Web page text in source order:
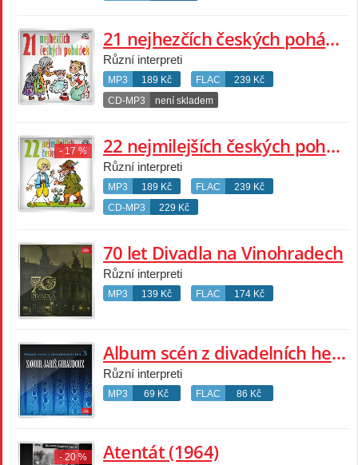
21 nejhezčích českých pohádek
Různí interpreti
MP3 189 Kč FLAC
239 Kč
CD-MP3
není skladem
- 17 % 22 nejmilejších českých pohádek
Různí interpreti
MP3 189 Kč FLAC
239 Kč
CD-MP3
229 Kč
70 let Divadla na Vinohradech
Různí interpreti
MP3 139 Kč FLAC 174 Kč
Album scén z divadelních her 3 (Savoir, Jariš, Giraudoux)
Různí interpreti
MP3 69 Kč FLAC 86 Kč
- 20 % Atentát (1964)